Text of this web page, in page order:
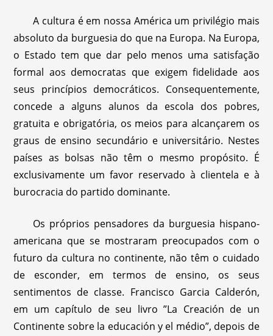
A cultura é em nossa América um privilégio mais
absoluto da burguesia do que na Europa. Na Europa,
o Estado tem que dar pelo menos uma satisfação
formal aos democratas que exigem fidelidade aos
seus princípios democráticos. Consequentemente,
concede a alguns alunos da escola dos pobres,
gratuita e obrigatória, os meios para alcançarem os
graus de ensino secundário e universitário. Nestes
países as bolsas não têm o mesmo propósito. É
exclusivamente um favor reservado à clientela e à
burocracia do partido dominante.
Os próprios pensadores da burguesia hispano-
americana que se mostraram preocupados com o
futuro da cultura no continente, não têm o cuidado
de esconder, em termos de ensino, os seus
sentimentos de classe. Francisco Garcia Calderón,
em um capítulo de seu livro ”La Creación de un
Continente sobre la educación y el médio”, depois de